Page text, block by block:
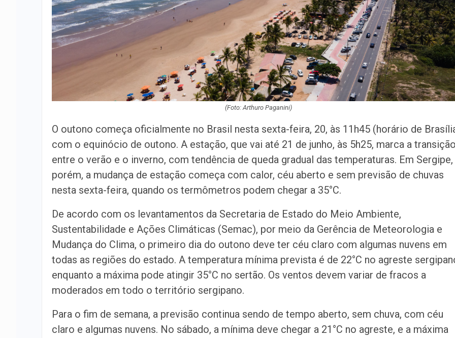
(Foto: Arthuro Paganini)
O outono começa oficialmente no Brasil nesta sexta-feira, 20, às 11h45 (horário de
com o equinócio de outono. A estação, que vai até 21 de junho, às 5h25, marca a
entre o verão e o inverno, com tendência de queda gradual das temperaturas. Em Sergipe,
porém, a mudança de estação começa com calor, céu aberto e sem previsão de chuvas
nesta sexta-feira, quando os termômetros podem chegar a 35°C.
De acordo com os levantamentos da Secretaria de Estado do Meio Ambiente,
Sustentabilidade e Ações Climáticas (Semac), por meio da Gerência de Meteorologia e
Mudança do Clima, o primeiro dia do outono deve ter céu claro com algumas nuvens em
todas as regiões do estado. A temperatura mínima prevista é de 22°C no agreste
enquanto a máxima pode atingir 35°C no sertão. Os ventos devem variar de fracos a
moderados em todo o território sergipano.
Para o fim de semana, a previsão continua sendo de tempo aberto, sem chuva, com céu
claro e algumas nuvens. No sábado, a mínima deve chegar a 21°C no agreste, e a máxima
Fim de semana
tem
especial no
Prêmio
Caso Flávia
primeira
acontece nesta